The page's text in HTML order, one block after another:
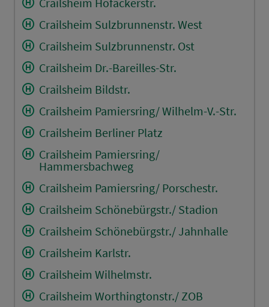
Crailsheim Sulzbrunnenstr. West
Crailsheim Sulzbrunnenstr. Ost
Crailsheim Dr.-Bareilles-Str.
Crailsheim Bildstr.
Crailsheim Pamiersring/ Wilhelm-V.-Str.
Crailsheim Berliner Platz
Crailsheim Pamiersring/
Hammersbachweg
Crailsheim Pamiersring/ Porschestr.
Crailsheim Schönebürgstr./ Stadion
Crailsheim Schönebürgstr./ Jahnhalle
Crailsheim Karlstr.
Crailsheim Wilhelmstr.
Crailsheim Worthingtonstr./ ZOB